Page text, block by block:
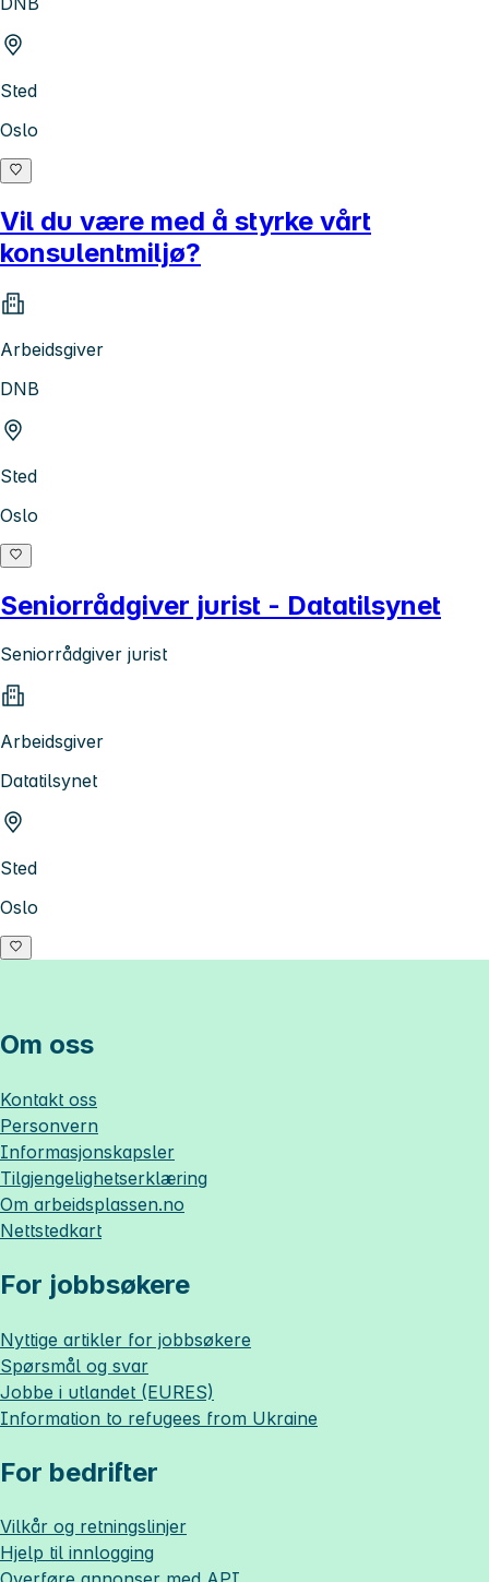
Sted
Oslo
Vil du være med å styrke vårt
konsulentmiljø?
Arbeidsgiver
DNB
Sted
Oslo
Seniorrådgiver jurist - Datatilsynet
Seniorrådgiver jurist
Arbeidsgiver
Datatilsynet
Sted
Oslo
Om oss
Kontakt oss
Personvern
Informasjonskapsler
Tilgjengelighetserklæring
Om arbeidsplassen.no
Nettstedkart
For jobbsøkere
Nyttige artikler for jobbsøkere
Spørsmål og svar
Jobbe i utlandet (EURES)
Information to refugees from Ukraine
For bedrifter
Vilkår og retningslinjer
Hjelp til innlogging